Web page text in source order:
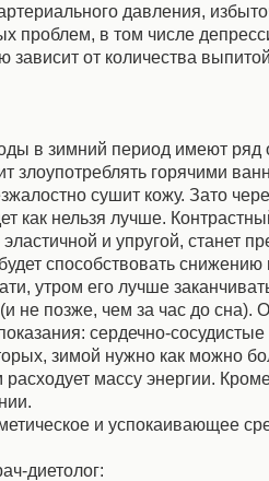
давления,
проблем, в том числе
зависит от количества
в зимний период имеют ряд
злоупотреблять горячими
сушит кожу. Зато
как нельзя лучше.
и упругой, станет
способствовать снижению
утром его лучше
не позже, чем за час до сна).
сердечно-
зимой нужно как можно
массу энергии.
и успокаивающее
диетолог: